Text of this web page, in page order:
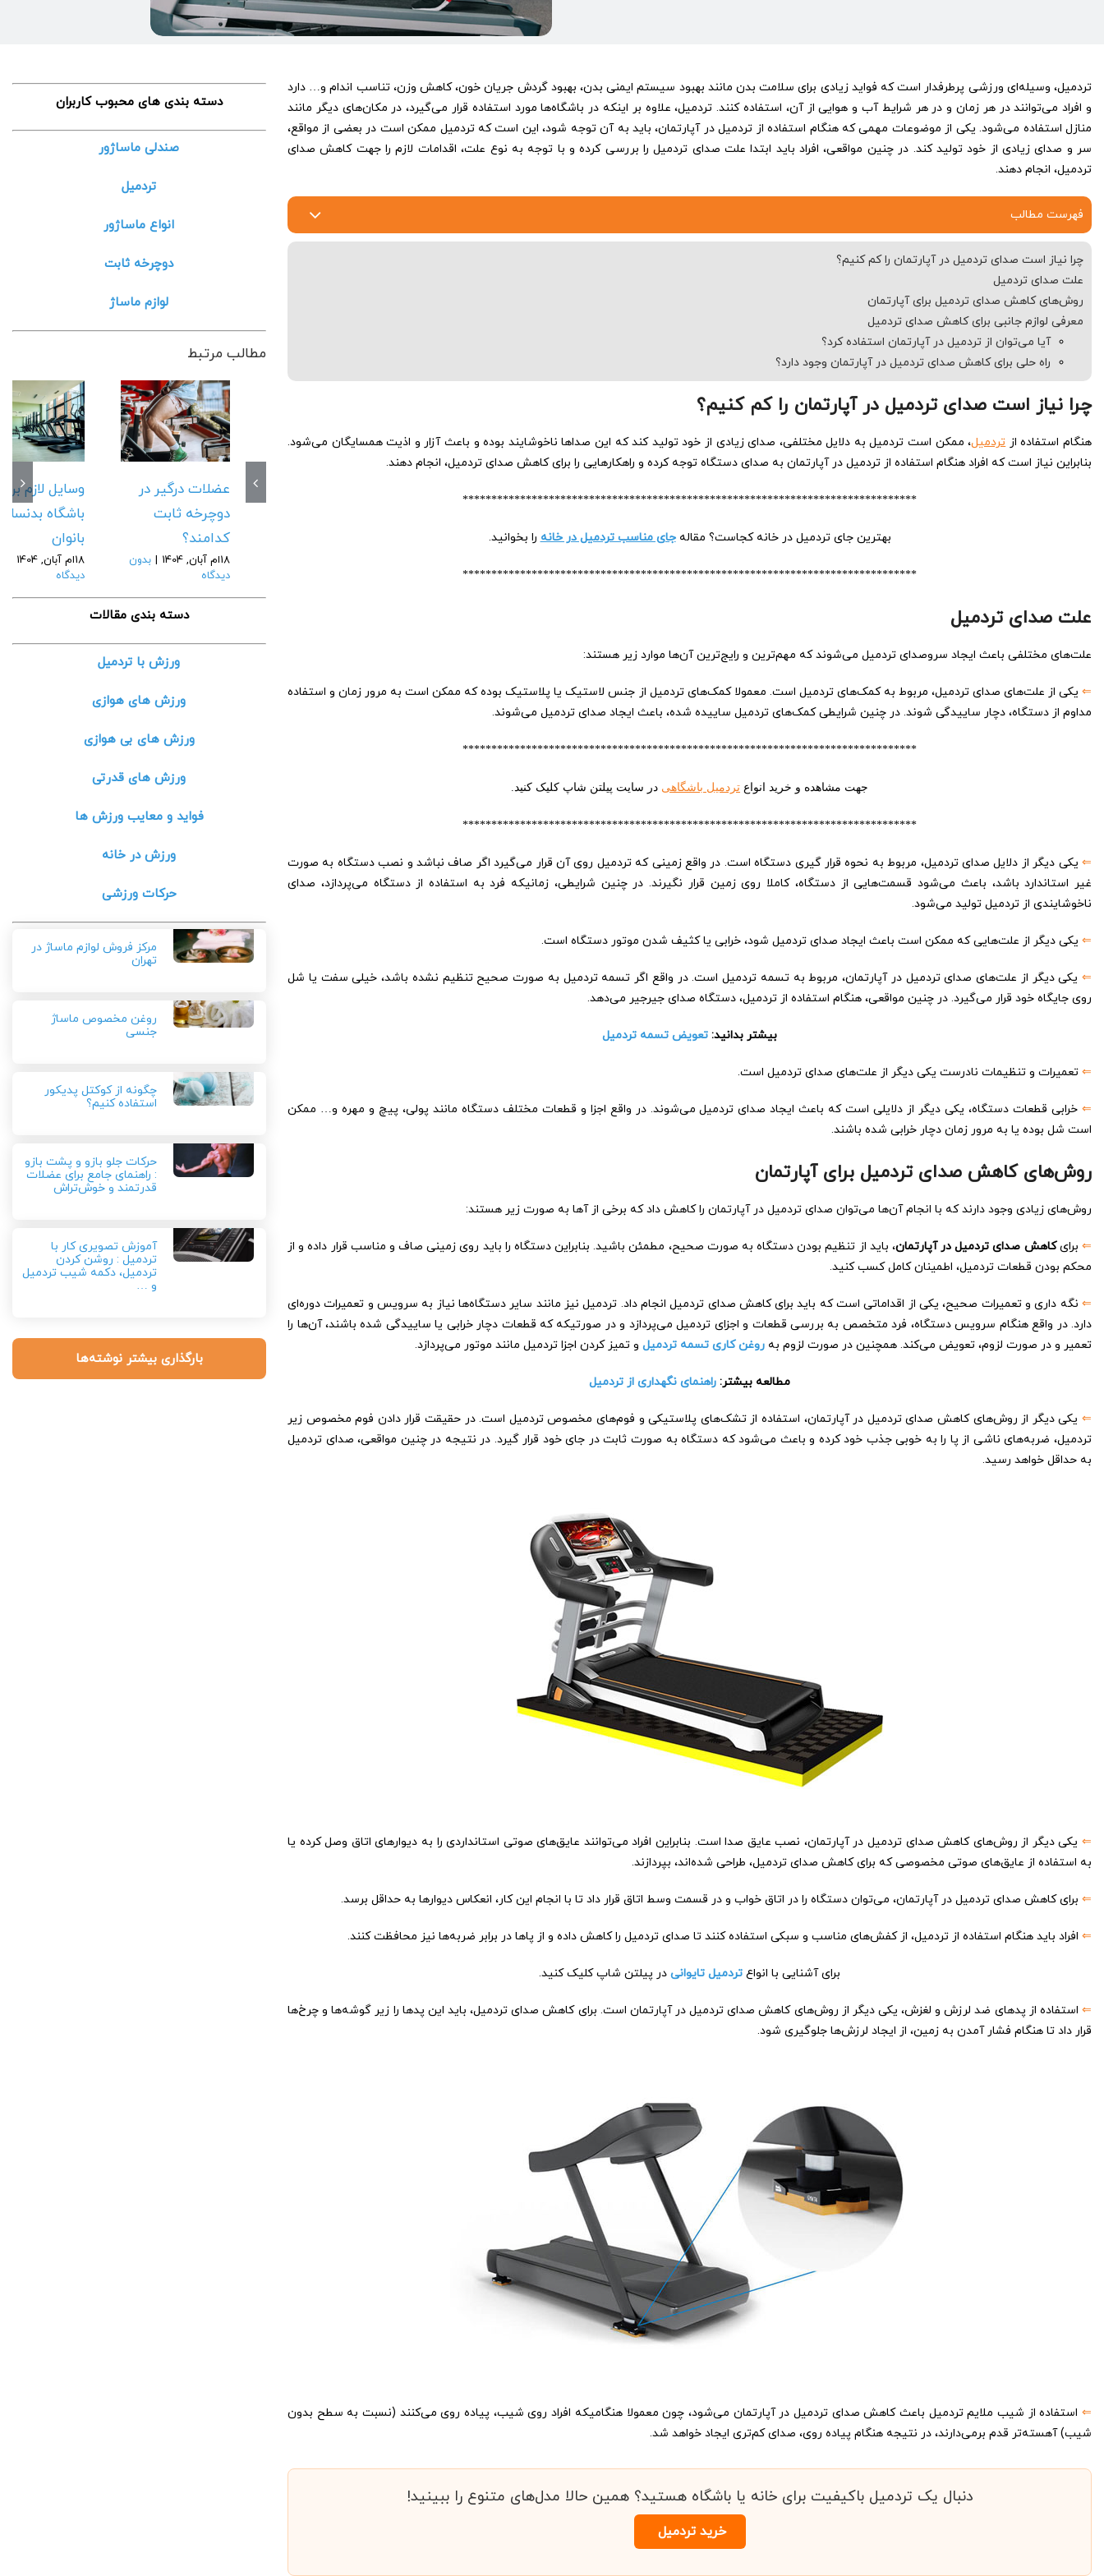
تردمیل، وسیله‌ای ورزشی پرطرفدار است که فواید زیادی برای سلامت بدن مانند بهبود سیستم ایمنی بدن، بهبود گردش جریان خون، کاهش وزن، تناسب اندام و… دارد
و افراد می‌توانند در هر زمان و در هر شرایط آب و هوایی از آن، استفاده کنند. تردمیل، علاوه بر اینکه در باشگاه‌ها مورد استفاده قرار می‌گیرد، در مکان‌های دیگر مانند
منازل استفاده می‌شود. یکی از موضوعات مهمی که هنگام استفاده از تردمیل در آپارتمان، باید به آن توجه شود، این است که تردمیل ممکن است در بعضی از مواقع،
سر و صدای زیادی از خود تولید کند. در چنین مواقعی، افراد باید ابتدا علت صدای تردمیل را بررسی کرده و با توجه به نوع علت، اقدامات لازم را جهت کاهش صدای
تردمیل، انجام دهند.
فهرست مطالب
چرا نیاز است صدای تردمیل در آپارتمان را کم کنیم؟
علت صدای تردمیل
روش‌های کاهش صدای تردمیل برای آپارتمان
معرفی لوازم جانبی برای کاهش صدای تردمیل
آیا می‌توان از تردمیل در آپارتمان استفاده کرد؟
راه حلی برای کاهش صدای تردمیل در آپارتمان وجود دارد؟
چرا نیاز است صدای تردمیل در آپارتمان را کم کنیم؟
هنگام استفاده ازتردمیل، ممکن است تردمیل به دلایل مختلفی، صدای زیادی از خود تولید کند که این صداها ناخوشایند بوده و باعث آزار و اذیت همسایگان می‌شود.
بنابراین نیاز است که افراد هنگام استفاده از تردمیل در آپارتمان به صدای دستگاه توجه کرده و راهکارهایی را برای کاهش صدای تردمیل، انجام دهند.
*******************************************************************************
بهترین جای تردمیل در خانه کجاست؟ مقالهجای مناسب تردمیل در خانهرا بخوانید.
*******************************************************************************
علت صدای تردمیل
علت‌های مختلفی باعث ایجاد سروصدای تردمیل می‌شوند که مهم‌ترین و رایج‌ترین آن‌ها موارد زیر هستند:
⇐ یکی از علت‌های صدای تردمیل، مربوط به کمک‌های تردمیل است. معمولا کمک‌های تردمیل از جنس لاستیک یا پلاستیک بوده که ممکن است به مرور زمان و استفاده
مداوم از دستگاه، دچار ساییدگی شوند. در چنین شرایطی کمک‌های تردمیل ساییده شده، باعث ایجاد صدای تردمیل می‌شوند.
*******************************************************************************
جهت مشاهده و خرید انواع تردمیل باشگاهی در سایت پیلتن شاپ کلیک کنید.
*******************************************************************************
⇐ یکی دیگر از دلایل صدای تردمیل، مربوط به نحوه قرار گیری دستگاه است. در واقع زمینی که تردمیل روی آن قرار می‌گیرد اگر صاف نباشد و نصب دستگاه به صورت
غیر استاندارد باشد، باعث می‌شود قسمت‌هایی از دستگاه، کاملا روی زمین قرار نگیرند. در چنین شرایطی، زمانیکه فرد به استفاده از دستگاه می‌پردازد، صدای
ناخوشایندی از تردمیل تولید می‌شود.
⇐ یکی دیگر از علت‌هایی که ممکن است باعث ایجاد صدای تردمیل شود، خرابی یا کثیف شدن موتور دستگاه است.
⇐ یکی دیگر از علت‌های صدای تردمیل در آپارتمان، مربوط به تسمه تردمیل است. در واقع اگر تسمه تردمیل به صورت صحیح تنظیم نشده باشد، خیلی سفت یا شل
روی جایگاه خود قرار می‌گیرد. در چنین مواقعی، هنگام استفاده از تردمیل، دستگاه صدای جیرجیر می‌دهد.
بیشتر بدانید: تعویض تسمه تردمیل
⇐ تعمیرات و تنظیمات نادرست یکی دیگر از علت‌های صدای تردمیل است.
⇐ خرابی قطعات دستگاه، یکی دیگر از دلایلی است که باعث ایجاد صدای تردمیل می‌شوند. در واقع اجزا و قطعات مختلف دستگاه مانند پولی، پیچ و مهره و… ممکن
است شل بوده یا به مرور زمان دچار خرابی شده باشند.
روش‌های کاهش صدای تردمیل برای آپارتمان
روش‌های زیادی وجود دارند که با انجام آن‌ها می‌توان صدای تردمیل در آپارتمان را کاهش داد که برخی از آ‌ها به صورت زیر هستند:
⇐ برایکاهش صدای تردمیل در آپارتمان، باید از تنظیم بودن دستگاه به صورت صحیح، مطمئن باشید. بنابراین دستگاه را باید روی زمینی صاف و مناسب قرار داده و از
محکم بودن قطعات تردمیل، اطمینان کامل کسب کنید.
⇐ نگه داری و تعمیرات صحیح، یکی از اقداماتی است که باید برای کاهش صدای تردمیل انجام داد. تردمیل نیز مانند سایر دستگاه‌ها نیاز به سرویس و تعمیرات دوره‌ای
دارد. در واقع هنگام سرویس دستگاه، فرد متخصص به بررسی قطعات و اجزای تردمیل می‌پردازد و در صورتیکه که قطعات دچار خرابی یا ساییدگی شده باشند، آن‌ها را
تعمیر و در صورت لزوم، تعویض می‌کند. همچنین در صورت لزوم به روغن کاری تسمه تردمیل و تمیز کردن اجزا تردمیل مانند موتور می‌پردازد.
مطالعه بیشتر: راهنمای نگهداری از تردمیل
⇐ ‌ یکی دیگر از روش‌های کاهش صدای تردمیل در آپارتمان، استفاده از تشک‌های پلاستیکی و فوم‌های مخصوص تردمیل است. در حقیقت قرار دادن فوم مخصوص زیر
تردمیل، ضربه‌های ناشی از پا را به خوبی جذب خود کرده و باعث می‌شود که دستگاه به صورت ثابت در جای خود قرار گیرد. در نتیجه در چنین مواقعی، صدای تردمیل
به حداقل خواهد رسید.
⇐ یکی دیگر از روش‌های کاهش صدای تردمیل در آپارتمان، نصب عایق صدا است. بنابراین افراد می‌توانند عایق‌های صوتی استانداردی را به دیوارهای اتاق وصل کرده یا
به استفاده از عایق‌های صوتی مخصوصی که برای کاهش صدای تردمیل، طراحی شده‌اند، بپردازند.
⇐ برای کاهش صدای تردمیل در آپارتمان، می‌توان دستگاه را در اتاق خواب و در قسمت وسط اتاق قرار داد تا با انجام این کار، انعکاس دیوارها به حداقل برسد.
⇐ افراد باید هنگام استفاده از تردمیل، از کفش‌های مناسب و سبکی استفاده کنند تا صدای تردمیل را کاهش داده و از پاها در برابر ضربه‌ها نیز محافظت کنند.
برای آشنایی با انواعتردمیل تایوانیدر پیلتن شاپ کلیک کنید.
⇐ استفاده از پدهای ضد لرزش و لغزش، یکی دیگر از روش‌های کاهش صدای تردمیل در آپارتمان است. برای کاهش صدای تردمیل، باید این پدها را زیر گوشه‌ها و چرخ‌ها
قرار داد تا هنگام فشار آمدن به زمین، از ایجاد لرزش‌ها جلوگیری شود.
⇐ استفاده از شیب ملایم تردمیل باعث کاهش صدای تردمیل در آپارتمان می‌شود، چون معمولا هنگامیکه افراد روی شیب، پیاده روی می‌کنند (نسبت به سطح بدون
شیب) آهسته‌تر قدم برمی‌دارند، در نتیجه هنگام پیاده روی، صدای کم‌تری ایجاد خواهد شد.
دنبال یک تردمیل باکیفیت برای خانه یا باشگاه هستید؟ همین حالا مدل‌های متنوع را ببینید!
خرید تردمیل
دسته بندی های محبوب کاربران
صندلی ماساژور
تردمیل
انواع ماساژور
دوچرخه ثابت
لوازم ماساژ
مطالب مرتبط
عضلات درگیر در
دوچرخه ثابت
کدامند؟
18ام آبان, 1404 | بدون
دیدگاه
وسایل لازم
باشگاه
بانوان
18ام آبان, 1404
دیدگاه
دسته بندی مقالات
ورزش با تردمیل
ورزش های هوازی
ورزش های بی هوازی
ورزش های قدرتی
فواید و معایب ورزش ها
ورزش در خانه
حرکات ورزشی
مرکز فروش لوازم ماساژ در
تهران
روغن مخصوص ماساژ
جنسی
چگونه از کوکتل پدیکور
استفاده کنیم؟
حرکات جلو بازو و پشت بازو
: راهنمای جامع برای عضلات
قدرتمند و خوش‌تراش
آموزش تصویری کار با
تردمیل : روشن کردن
تردمیل، دکمه شیب تردمیل
و …
بارگذاری بیشتر نوشته‌ها